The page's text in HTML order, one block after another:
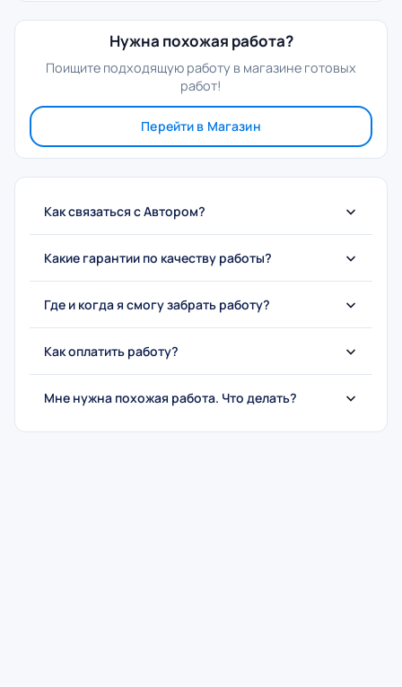
Нужна похожая работа?
Поищите подходящую работу в магазине готовых
работ!
Перейти в Магазин
Как связаться с Автором?
Какие гарантии по качеству работы?
Где и когда я смогу забрать работу?
Как оплатить работу?
Мне нужна похожая работа. Что делать?